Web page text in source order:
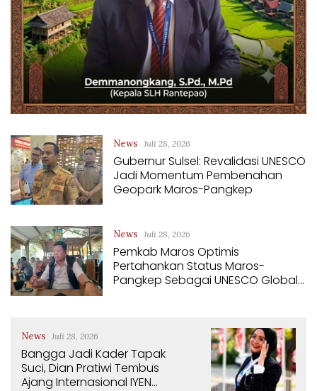
News Juli 28, 2026
Gubernur Sulsel: Revalidasi UNESCO
Jadi Momentum Pembenahan
Geopark Maros-Pangkep
News Juli 28, 2026
Pemkab Maros Optimis
Pertahankan Status Maros-
Pangkep Sebagai UNESCO Global
News Juli 28, 2026
Bangga Jadi Kader Tapak
Suci, Dian Pratiwi Tembus
Ajang Internasional IYEN